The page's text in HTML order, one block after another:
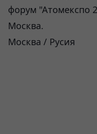
форум "Атомекспо
Москва.
Москва / Русия